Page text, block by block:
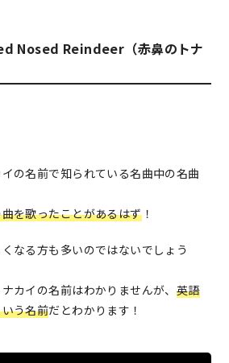
Nosed Reindeer（赤鼻のトナ
の名前で知られている名曲中の名曲
を歌ったことがあるはず！
なる方も多いのではないでしょう
カイの名前はわかりませんが、 英語
う名前だとわかります！